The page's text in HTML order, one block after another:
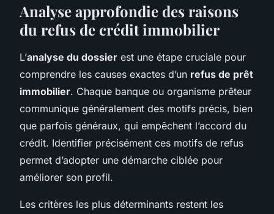
Analyse approfondie des raisons
du refus de crédit immobilier
L’analyse du dossier est une étape cruciale pour
comprendre les causes exactes d’un refus de prêt
immobilier. Chaque banque ou organisme prêteur
communique généralement des motifs précis, bien
que parfois généraux, qui empêchent l’accord du
crédit. Identifier précisément ces motifs de refus
permet d’adopter une démarche ciblée pour
améliorer son profil.
Les critères les plus déterminants restent les